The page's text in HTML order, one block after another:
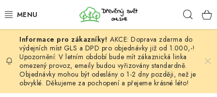
na
HÁČKOVÁNÍ
VYPLÉTÁNÍ
PŘÍZE
AKCE: Doprava zdarma do
výdejních míst GLS a DPD pro objednávky již od 1.000,-!
Upozornění: V letním období bude mít zákaznická linka
omezený provoz, emaily budou vyřizovány standardně.
Objednávky mohou být odeslány o 1-2 dny později, než je
obvyklé. Děkujeme za pochopení a přejeme krásné léto!